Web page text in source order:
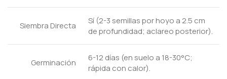
Siembra Directa
Sí (2-3 semillas por hoyo a 2.5 cm
de profundidad; aclareo posterior).
Germinación
6-12 días (en suelo a 18-30°C;
rápida con calor).